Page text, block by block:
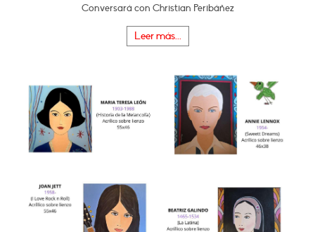
Conversará con Christian Peribáñez
Leer más...